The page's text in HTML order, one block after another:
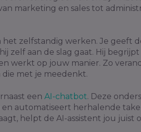
marketing en sales tot
zelfstandig werken. Je geeft
zelf aan de slag gaat. Hij begrijpt
werkt op jouw manier. Zo
met je meedenkt.
een AI-chatbot. Deze
automatiseert herhalende
helpt de AI-assistent jou juist